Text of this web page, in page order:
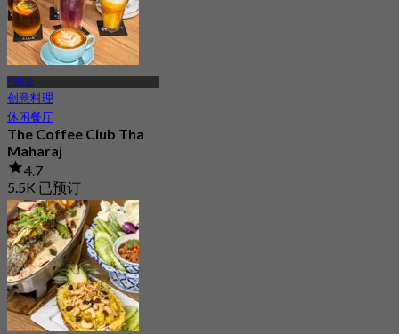
玛哈拉
创意料理
休闲餐厅
The Coffee Club Tha
Maharaj
4.7
5.5K 已预订
起฿ 189